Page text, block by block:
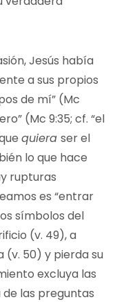
Jesús había
a sus propios
de mí” (Mc
(Mc 9:35; cf. “el
quiera ser el
lo que hace
rupturas
es “entrar
símbolos del
(v. 49), a
(v. 50) y pierda su
excluya las
de las preguntas